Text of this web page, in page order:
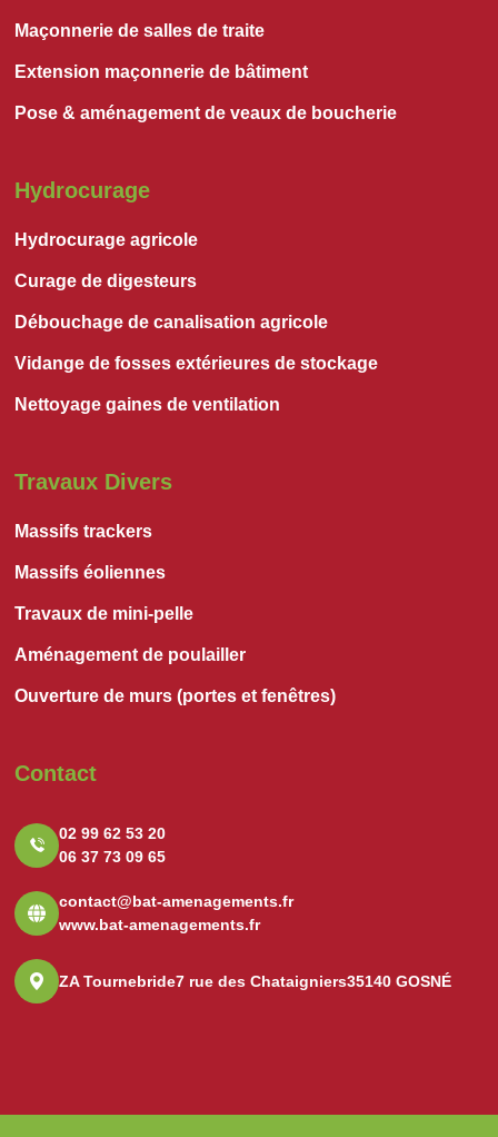
Maçonnerie de salles de traite
Extension maçonnerie de bâtiment
Pose & aménagement de veaux de boucherie
Hydrocurage
Hydrocurage agricole
Curage de digesteurs
Débouchage de canalisation agricole
Vidange de fosses extérieures de stockage
Nettoyage gaines de ventilation
Travaux Divers
Massifs trackers
Massifs éoliennes
Travaux de mini-pelle
Aménagement de poulailler
Ouverture de murs (portes et fenêtres)
Contact
02 99 62 53 20
06 37 73 09 65
contact@bat-amenagements.fr
www.bat-amenagements.fr
ZA Tournebride7 rue des Chataigniers35140 GOSNÉ